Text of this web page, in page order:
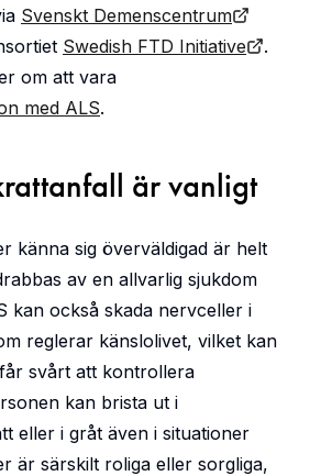
Svenskt Demenscentrum
Swedish FTD Initiative
.
om att vara
med ALS.
är vanligt
känna sig överväldigad är helt
av en allvarlig sjukdom
kan också skada nervceller i
reglerar känslolivet, vilket kan
svårt att kontrollera
kan brista ut i
eller i gråt även i situationer
är särskilt roliga eller sorgliga,